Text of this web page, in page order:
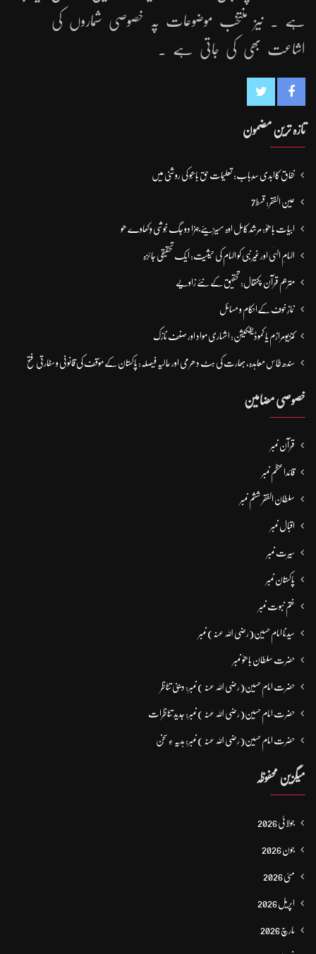
ہے ۔ نیز منتخب موضوعات پہ خصوصی شماروں کی
اشاعت بھی کی جاتی ہے ۔
تازہ ترین مضمون
نفاق کاابدی سدِباب: تعلیمات حق باھُو کی روشنی میں
عین الفقر: قسط7
ابیات باھوؒ: مُرشد کامِل اوہ سہیڑیئے جہڑا دو جگ خُوشی وِکھاوے ھو
الہامِ الہٰی اور غیر نبی کو الہام کی حیثیت: ایک تحقیقی جائزہ
مترجم قرآن پکتھال: تحقیق کے نئے زاویے
نمازِ خوف کےاحکام و مسائل
کنزیومرازم یا کموڈیفکیشن: اشہاری مواد اور صنف نازک
سندھ طاس معاہدہ، بھارت کی ہٹ دھرمی اور حالیہ فیصلہ: پاکستان کے مؤقف کی قانونی و سفارتی فتح
خصوصی مضامین
قرآن نمبر
قائداعظم نمبر
سلطان الفقر ششم نمبر
اقبال نمبر
سیرت نمبر
پاکستان نمبر
ختم نبوت نمبر
سیدنا امام حسین(رضی اللہ عنہ) نمبر
حضرت سلطان باھوؒ نمبر
حضرت امام حسین(رضی اللہ عنہ ) نمبر: دینی تناظر
حضرت امام حسین(رضی اللہ عنہ ) نمبر: جدید تناظرات
حضرت امام حسین(رضی اللہ عنہ ) نمبر: ہدیہ ءِ سُخن
میگزین محفوظہ
جولائی 2026
جون 2026
مئی 2026
اپریل 2026
مارچ 2026